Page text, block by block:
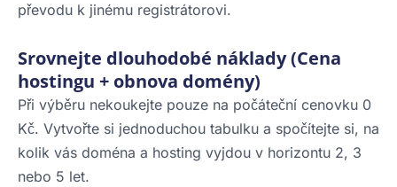
převodu k jinému registrátorovi.
Srovnejte dlouhodobé náklady (Cena
hostingu + obnova domény)
Při výběru nekoukejte pouze na počáteční cenovku 0
Kč. Vytvořte si jednoduchou tabulku a spočítejte si, na
kolik vás doména a hosting vyjdou v horizontu 2, 3
nebo 5 let.